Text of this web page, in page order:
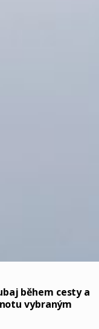
během cesty a
vybraným